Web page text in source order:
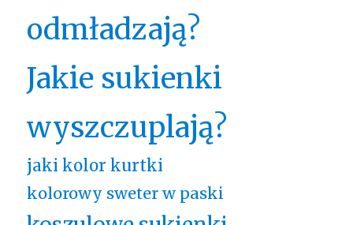
odmładzają?
Jakie sukienki
wyszczuplają?
jaki kolor kurtki
kolorowy sweter w paski